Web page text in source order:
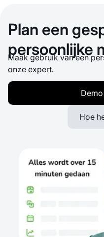
Plan een
persoonlijke
Maak gebruik van een
onze expert.
Hoe